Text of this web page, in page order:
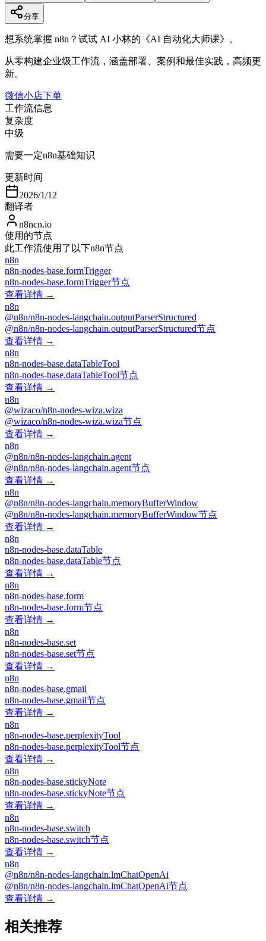
分享
想系统掌握 n8n？试试 AI 小林的《AI 自动化大师课》。
从零构建企业级工作流，涵盖部署、案例和最佳实践，高频更
新。
微信小店下单
工作流信息
复杂度
中级
需要一定n8n基础知识
更新时间
2026/1/12
翻译者
n8ncn.io
使用的节点
此工作流使用了以下n8n节点
n8n
n8n-nodes-base.formTrigger
n8n-nodes-base.formTrigger节点
查看详情 →
n8n
@n8n/n8n-nodes-langchain.outputParserStructured
@n8n/n8n-nodes-langchain.outputParserStructured节点
查看详情 →
n8n
n8n-nodes-base.dataTableTool
n8n-nodes-base.dataTableTool节点
查看详情 →
n8n
@wizaco/n8n-nodes-wiza.wiza
@wizaco/n8n-nodes-wiza.wiza节点
查看详情 →
n8n
@n8n/n8n-nodes-langchain.agent
@n8n/n8n-nodes-langchain.agent节点
查看详情 →
n8n
@n8n/n8n-nodes-langchain.memoryBufferWindow
@n8n/n8n-nodes-langchain.memoryBufferWindow节点
查看详情 →
n8n
n8n-nodes-base.dataTable
n8n-nodes-base.dataTable节点
查看详情 →
n8n
n8n-nodes-base.form
n8n-nodes-base.form节点
查看详情 →
n8n
n8n-nodes-base.set
n8n-nodes-base.set节点
查看详情 →
n8n
n8n-nodes-base.gmail
n8n-nodes-base.gmail节点
查看详情 →
n8n
n8n-nodes-base.perplexityTool
n8n-nodes-base.perplexityTool节点
查看详情 →
n8n
n8n-nodes-base.stickyNote
n8n-nodes-base.stickyNote节点
查看详情 →
n8n
n8n-nodes-base.switch
n8n-nodes-base.switch节点
查看详情 →
n8n
@n8n/n8n-nodes-langchain.lmChatOpenAi
@n8n/n8n-nodes-langchain.lmChatOpenAi节点
查看详情 →
相关推荐